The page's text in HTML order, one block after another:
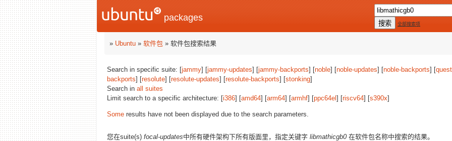
packages
全部搜索项
» Ubuntu » 软件包 » 软件包搜索结果
Search in specific suite: [jammy] [jammy-updates] [jammy-backports] [noble] [noble-updates] [noble-backports] [
backports] [resolute] [resolute-updates] [resolute-backports] [stonking]
Search in all suites
Limit search to a specific architecture: [i386] [amd64] [arm64] [armhf] [ppc64el ] [riscv64] [s390x]
Some results have not been displayed due to the search parameters.
您在suite(s) focal-updates中所有硬件架构下所有版面里，指定关键字 libmathicgb0 在软件包名称中搜索的结果。